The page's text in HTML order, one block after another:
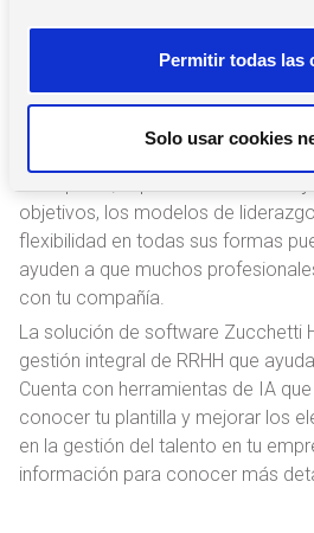
n
m
i
e
n
t
Permitir todas las
Solo usar cookies
implementar medidas que ayuden
factores que valora el personal
empresa.
Por ejemplo, la formación
objetivos, los modelos de
flexibilidad en todas sus formas
ayuden a que muchos
con tu compañía.
La solución de software Zucchetti
gestión integral de RRHH que
Cuenta con herramientas de IA
conocer tu plantilla y mejorar los
en la gestión del talento en tu
información para conocer más